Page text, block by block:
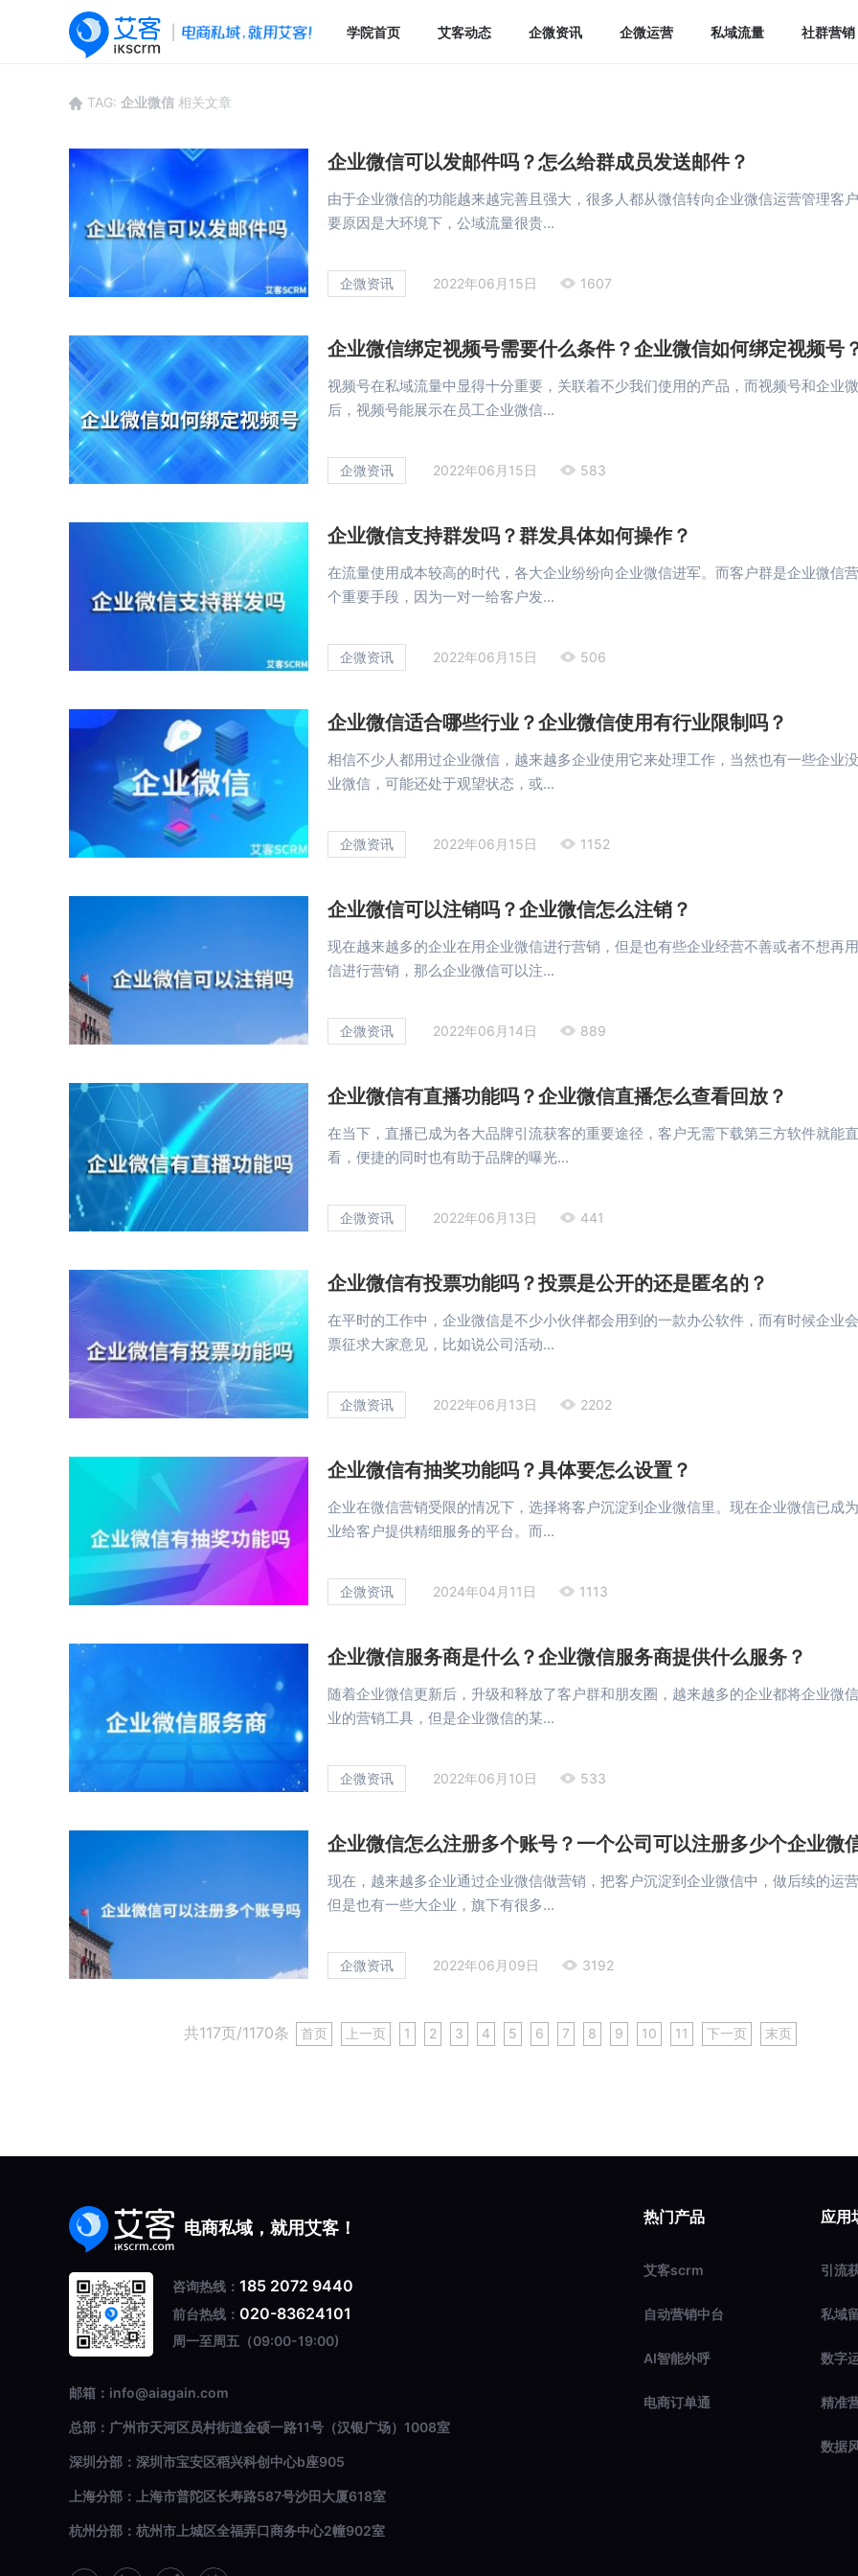
学院首页 艾客动态 企微资讯 企微运营 私域流量 社群营销
TAG: 企业微信 相关文章
企业微信可以发邮件吗？怎么给群成员发送邮件？
由于企业微信的功能越来越完善且强大，很多人都从微信转向企业微信运营管理客
要原因是大环境下，公域流量很贵...
企微资讯 2022年06月15日 1607
企业微信绑定视频号需要什么条件？企业微信如何绑定视频号
视频号在私域流量中显得十分重要，关联着不少我们使用的产品，而视频号和企业
后，视频号能展示在员工企业微信...
企微资讯 2022年06月15日 583
企业微信支持群发吗？群发具体如何操作？
在流量使用成本较高的时代，各大企业纷纷向企业微信进军。而客户群是企业微信
个重要手段，因为一对一给客户发...
企微资讯 2022年06月15日 506
企业微信适合哪些行业？企业微信使用有行业限制吗？
相信不少人都用过企业微信，越来越多企业使用它来处理工作，当然也有一些企业
业微信，可能还处于观望状态，或...
企微资讯 2022年06月15日 1152
企业微信可以注销吗？企业微信怎么注销？
现在越来越多的企业在用企业微信进行营销，但是也有些企业经营不善或者不想再
信进行营销，那么企业微信可以注...
企微资讯 2022年06月14日 889
企业微信有直播功能吗？企业微信直播怎么查看回放？
在当下，直播已成为各大品牌引流获客的重要途径，客户无需下载第三方软件就能
看，便捷的同时也有助于品牌的曝光...
企微资讯 2022年06月13日 441
企业微信有投票功能吗？投票是公开的还是匿名的？
在平时的工作中，企业微信是不少小伙伴都会用到的一款办公软件，而有时候企业
票征求大家意见，比如说公司活动...
企微资讯 2022年06月13日 2202
企业微信有抽奖功能吗？具体要怎么设置？
企业在微信营销受限的情况下，选择将客户沉淀到企业微信里。现在企业微信已成
业给客户提供精细服务的平台。而...
企微资讯 2024年04月11日 1113
企业微信服务商是什么？企业微信服务商提供什么服务？
随着企业微信更新后，升级和释放了客户群和朋友圈，越来越多的企业都将企业微
业的营销工具，但是企业微信的某...
企微资讯 2022年06月10日 533
企业微信怎么注册多个账号？一个公司可以注册多少个企业微
现在，越来越多企业通过企业微信做营销，把客户沉淀到企业微信中，做后续的运营
但是也有一些大企业，旗下有很多...
企微资讯 2022年06月09日 3192
共117页/1170条 首页 上一页 1 2 3 4 5 6 7 8 9 10 11 下一页 末页
电商私域，就用艾客！
咨询热线： 185 2072 9440
前台热线： 020-83624101
周一至周五（09:00-19:00)
邮箱：info@aiagain.com
总部：广州市天河区员村街道金硕一路11号（汉银广场）1008室
深圳分部：深圳市宝安区稻兴科创中心b座905
上海分部：上海市普陀区长寿路587号沙田大厦618室
杭州分部：杭州市上城区全福弄口商务中心2幢902室
热门产品
艾客scrm
自动营销中台
AI智能外呼
电商订单通
应用
引流
私域
数字
精准
数据